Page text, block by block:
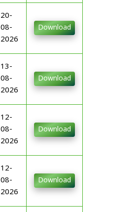
20-
08-
2026
Download
13-
08-
2026
Download
12-
08-
2026
Download
12-
08-
2026
Download